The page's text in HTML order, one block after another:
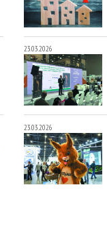
23.03.2026
23.03.2026